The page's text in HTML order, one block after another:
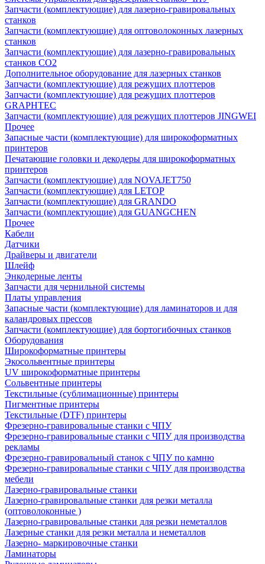
Запчасти (комплектующие) для лазерно-гравировальных
станков
Запчасти (комплектующие) для оптоволоконных лазерных
станков
Запчасти (комплектующие) для лазерно-гравировальных
станков CO2
Дополнительное оборудование для лазерных станков
Запчасти (комплектующие) для режущих плоттеров
Запчасти (комплектующие) для режущих плоттеров
GRAPHTEC
Запчасти (комплектующие) для режущих плоттеров JINGWEI
Прочее
Запасные части (комплектующие) для широкоформатных
принтеров
Печатающие головки и декодеры для широкоформатных
принтеров
Запчасти (комплектующие) для NOVAJET750
Запчасти (комплектующие) для LETOP
Запчасти (комплектующие) для GRANDO
Запчасти (комплектующие) для GUANGCHEN
Прочее
Кабели
Датчики
Драйверы и двигатели
Шлейф
Энкодерные ленты
Запчасти для чернильной системы
Платы управления
Запасные части (комплектующие) для ламинаторов и для
каландровых прессов
Запчасти (комплектующие) для бортогибочных станков
Оборудования
Широкоформатные принтеры
Экосольвентные принтеры
UV широкоформатные принтеры
Сольвентные принтеры
Текстильные (сублимационные) принтеры
Пигментные принтеры
Текстильные (DTF) принтеры
Фрезерно-гравировальные станки с ЧПУ
Фрезерно-гравировальные станки с ЧПУ для производства
рекламы
Фрезерно-гравировальный станок с ЧПУ по камню
Фрезерно-гравировальные станки с ЧПУ для производства
мебели
Лазерно-гравировальные станки
Лазерно-гравировальные станки для резки металла
(оптоволоконные )
Лазерно-гравировальные станки для резки неметаллов
Лазерные станки для резки металла и неметаллов
Лазерно- маркировочные станки
Ламинаторы